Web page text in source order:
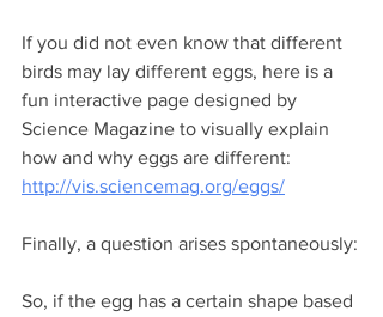
If you did not even know that different
birds may lay different eggs, here is a
fun interactive page designed by
Science Magazine to visually explain
how and why eggs are different:
http://vis.sciencemag.org/eggs/
Finally, a question arises spontaneously:
So, if the egg has a certain shape based